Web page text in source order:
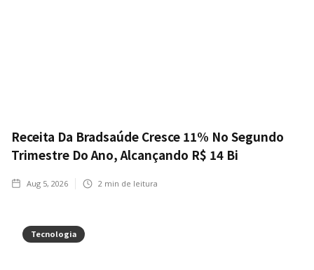
Receita Da Bradsaúde Cresce 11% No Segundo
Trimestre Do Ano, Alcançando R$ 14 Bi
Aug 5, 2026 2 min de leitura
Tecnologia